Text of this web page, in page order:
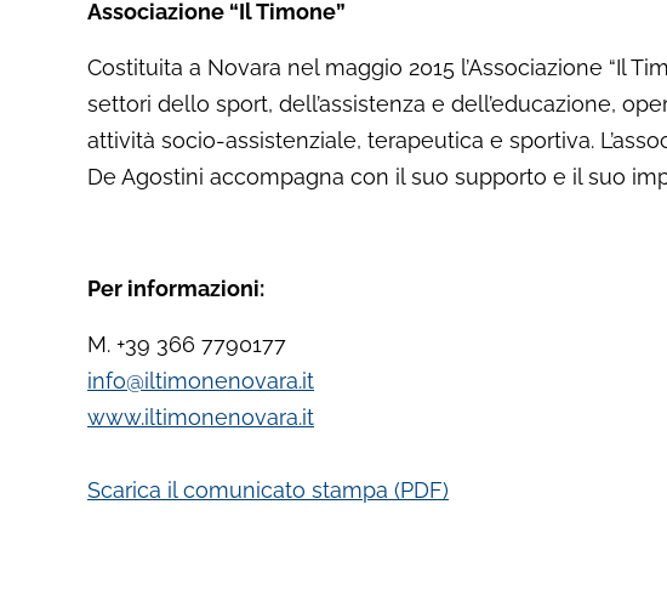
Associazione “Il Timone”
Costituita a Novara nel maggio 2015 l’Associazione “Il
settori dello sport, dell’assistenza e dell’educazione,
attività socio-assistenziale, terapeutica e sportiva.
De Agostini accompagna con il suo supporto e il suo
Per informazioni:
M. +39 366 7790177
info@iltimonenovara.it
www.iltimonenovara.it
Scarica il comunicato stampa (PDF)